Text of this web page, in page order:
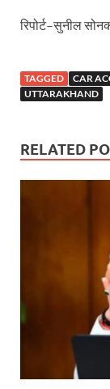
रिपोर्ट–सुनील
TAGGED CAR
UTTARAKHAND
RELATED